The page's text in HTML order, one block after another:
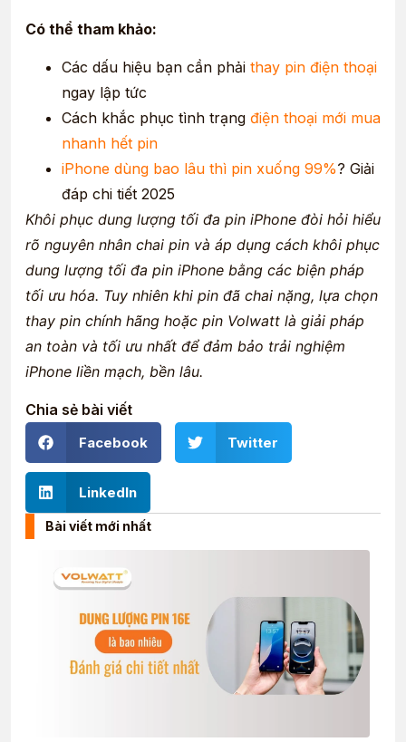
Có thể tham khảo:
Các dấu hiệu bạn cần phải thay pin điện thoại
ngay lập tức
Cách khắc phục tình trạng điện thoại mới mua
nhanh hết pin
iPhone dùng bao lâu thì pin xuống 99%? Giải
đáp chi tiết 2025
Khôi phục dung lượng tối đa pin iPhone đòi hỏi hiểu
rõ nguyên nhân chai pin và áp dụng cách khôi phục
dung lượng tối đa pin iPhone bằng các biện pháp
tối ưu hóa. Tuy nhiên khi pin đã chai nặng, lựa chọn
thay pin chính hãng hoặc pin Volwatt là giải pháp
an toàn và tối ưu nhất để đảm bảo trải nghiệm
iPhone liền mạch, bền lâu.
Chia sẻ bài viết
Facebook Twitter
LinkedIn
Bài viết mới nhất